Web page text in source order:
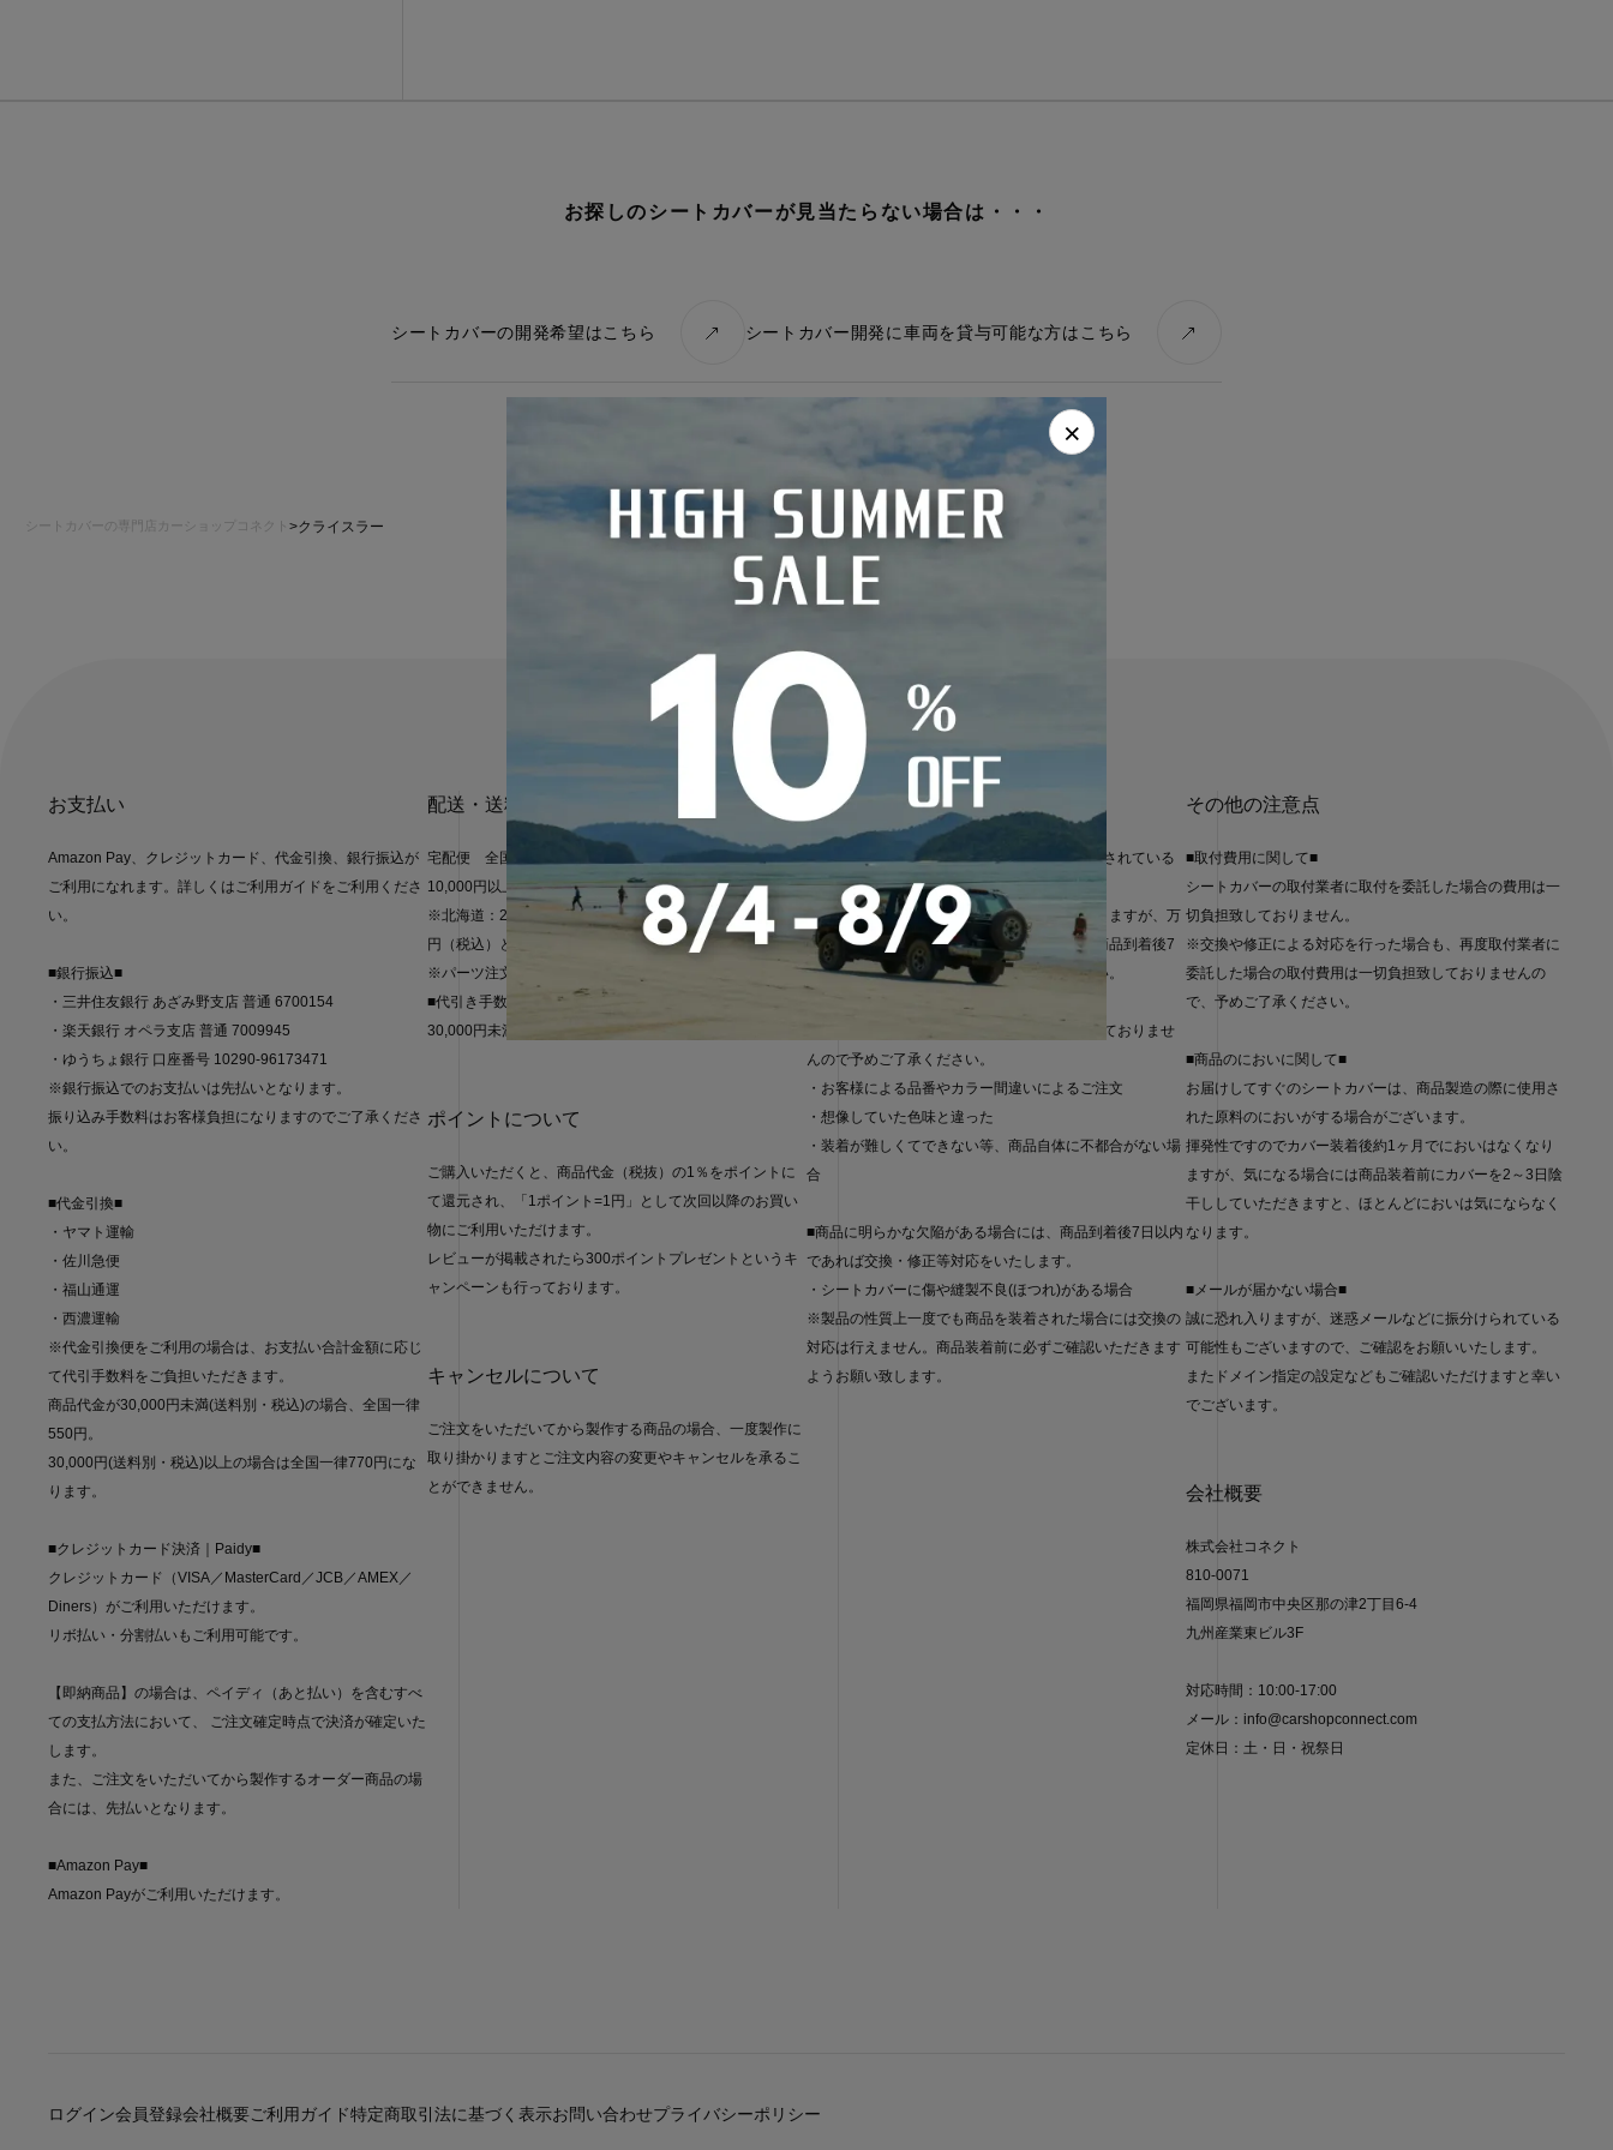
お探しのシートカバーが見当たらない場合は・・・
シートカバーの開発希望はこちら シートカバー開発に車両を貸与可能な方はこちら
シートカバーの専門店カーショップコネクト クライスラー
お支払い
Amazon Pay、クレジットカード、代金引換、銀行振込が
ご利用になれます。詳しくはご利用ガイドをご利用くださ
い。
■銀行振込■
・三井住友銀行 あざみ野支店 普通 6700154
・楽天銀行 オペラ支店 普通 7009945
・ゆうちょ銀行 口座番号 10290-96173471
※銀行振込でのお支払いは先払いとなります。
振り込み手数料はお客様負担になりますのでご了承くださ
い。
■代金引換■
・ヤマト運輸
・佐川急便
・福山通運
・西濃運輸
※代金引換便をご利用の場合は、お支払い合計金額に応じ
て代引手数料をご負担いただきます。
商品代金が30,000円未満(送料別・税込)の場合、全国一律
550円。
30,000円(送料別・税込)以上の場合は全国一律770円にな
ります。
■クレジットカード決済｜Paidy■
クレジットカード（VISA／MasterCard／JCB／AMEX／
Diners）がご利用いただけます。
リボ払い・分割払いもご利用可能です。
【即納商品】の場合は、ペイディ（あと払い）を含むすべ
ての支払方法において、 ご注文確定時点で決済が確定いた
します。
また、ご注文をいただいてから製作するオーダー商品の場
合には、先払いとなります。
■Amazon Pay■
Amazon Payがご利用いただけます。
配送・送料
宅配便 全国一律1,430円（税込）
10,000円以上のご購入で送料無料
※北海道：2,200円（税込）、沖縄県・その他離島：2,970
円（税込）となります。
※パーツ注文の場合は送料がかかります。
■代引き手数料（税込）
30,000円未満 550円 / 30,000円以上 770円
ポイントについて
ご購入いただくと、商品代金（税抜）の1％をポイントに
て還元され、「1ポイント=1円」として次回以降のお買い
物にご利用いただけます。
レビューが掲載されたら300ポイントプレゼントというキ
ャンペーンも行っております。
キャンセルについて
ご注文をいただいてから製作する商品の場合、一度製作に
取り掛かりますとご注文内容の変更やキャンセルを承るこ
とができません。
返品・交換
■商品がお手元に届きましたら、梱包箱に記載されている
品番とカラーを必ずご確認ください。
商品の製造、発送には万全の注意を期しておりますが、万
が一お届けした商品に不備があった場合は、商品到着後7
日以内にお手数ですが弊社までご連絡ください。
■お客様のご都合による返品・交換はお受けしておりませ
んので予めご了承ください。
・お客様による品番やカラー間違いによるご注文
・想像していた色味と違った
・装着が難しくてできない等、商品自体に不都合がない場
合
■商品に明らかな欠陥がある場合には、商品到着後7日以内
であれば交換・修正等対応をいたします。
・シートカバーに傷や縫製不良(ほつれ)がある場合
※製品の性質上一度でも商品を装着された場合には交換の
対応は行えません。商品装着前に必ずご確認いただきます
ようお願い致します。
その他の注意点
■取付費用に関して■
シートカバーの取付業者に取付を委託した場合の費用は一
切負担致しておりません。
※交換や修正による対応を行った場合も、再度取付業者に
委託した場合の取付費用は一切負担致しておりませんの
で、予めご了承ください。
■商品のにおいに関して■
お届けしてすぐのシートカバーは、商品製造の際に使用さ
れた原料のにおいがする場合がございます。
揮発性ですのでカバー装着後約1ヶ月でにおいはなくなり
ますが、気になる場合には商品装着前にカバーを2～3日陰
干ししていただきますと、ほとんどにおいは気にならなく
なります。
■メールが届かない場合■
誠に恐れ入りますが、迷惑メールなどに振分けられている
可能性もございますので、ご確認をお願いいたします。
またドメイン指定の設定などもご確認いただけますと幸い
でございます。
会社概要
株式会社コネクト
810-0071
福岡県福岡市中央区那の津2丁目6-4
九州産業東ビル3F
対応時間：10:00-17:00
メール：info@carshopconnect.com
定休日：土・日・祝祭日
ログイン会員登録会社概要ご利用ガイド特定商取引法に基づく表示お問い合わせプライバシーポリシー
×